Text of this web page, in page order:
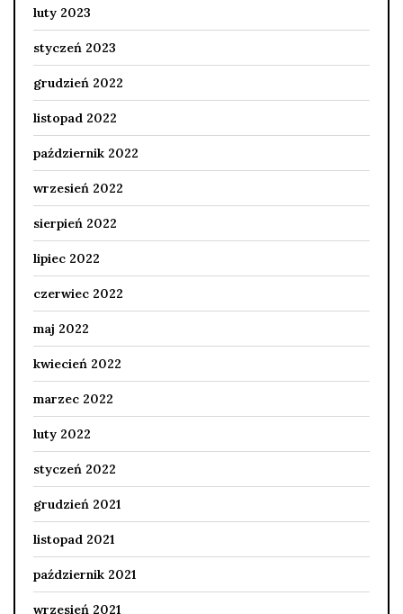
luty 2023
styczeń 2023
grudzień 2022
listopad 2022
październik 2022
wrzesień 2022
sierpień 2022
lipiec 2022
czerwiec 2022
maj 2022
kwiecień 2022
marzec 2022
luty 2022
styczeń 2022
grudzień 2021
listopad 2021
październik 2021
wrzesień 2021